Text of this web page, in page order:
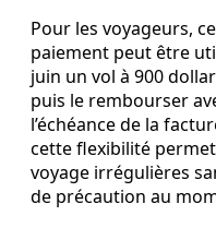
Pour les voyageurs,
paiement peut être
juin un vol à 900
puis le rembourser
l’échéance de la
cette flexibilité
voyage irrégulières
de précaution au